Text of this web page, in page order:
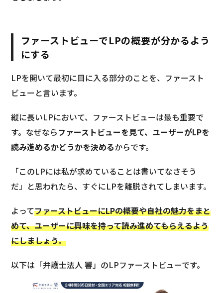
ファーストビューでLPの概要が分かるよう
にする
LPを開いて最初に目に入る部分のことを、ファースト
ビューと言います。
縦に長いLPにおいて、ファーストビューは最も重要で
す。なぜならファーストビューを見て、ユーザーがLPを
読み進めるかどうかを決めるからです。
「このLPには私が求めていることは書いてなさそう
だ」と思われたら、すぐにLPを離脱されてしまいます。
よってファーストビューにLPの概要や自社の魅力をまと
めて、ユーザーに興味を持って読み進めてもらえるよう
にしましょう。
以下は「弁護士法人 響」のLPファーストビューです。